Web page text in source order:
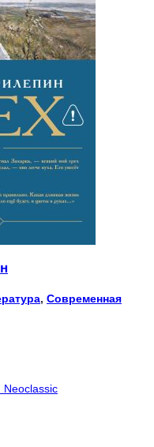
, Современная
Neoclassic